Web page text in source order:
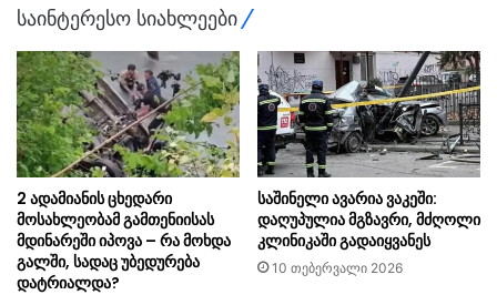
საინტერესო სიახლეები
2 ადამიანის ცხედარი
მოსახლეობამ გამთენიისას
მდინარეში იპოვა – რა მოხდა
გალში, სადაც უბედურება
დატრიალდა?
საშინელი ავარია ვაკეში:
დაღუპულია მგზავრი, მძღოლი
კლინიკაში გადაიყვანეს
10 თებერვალი 2026